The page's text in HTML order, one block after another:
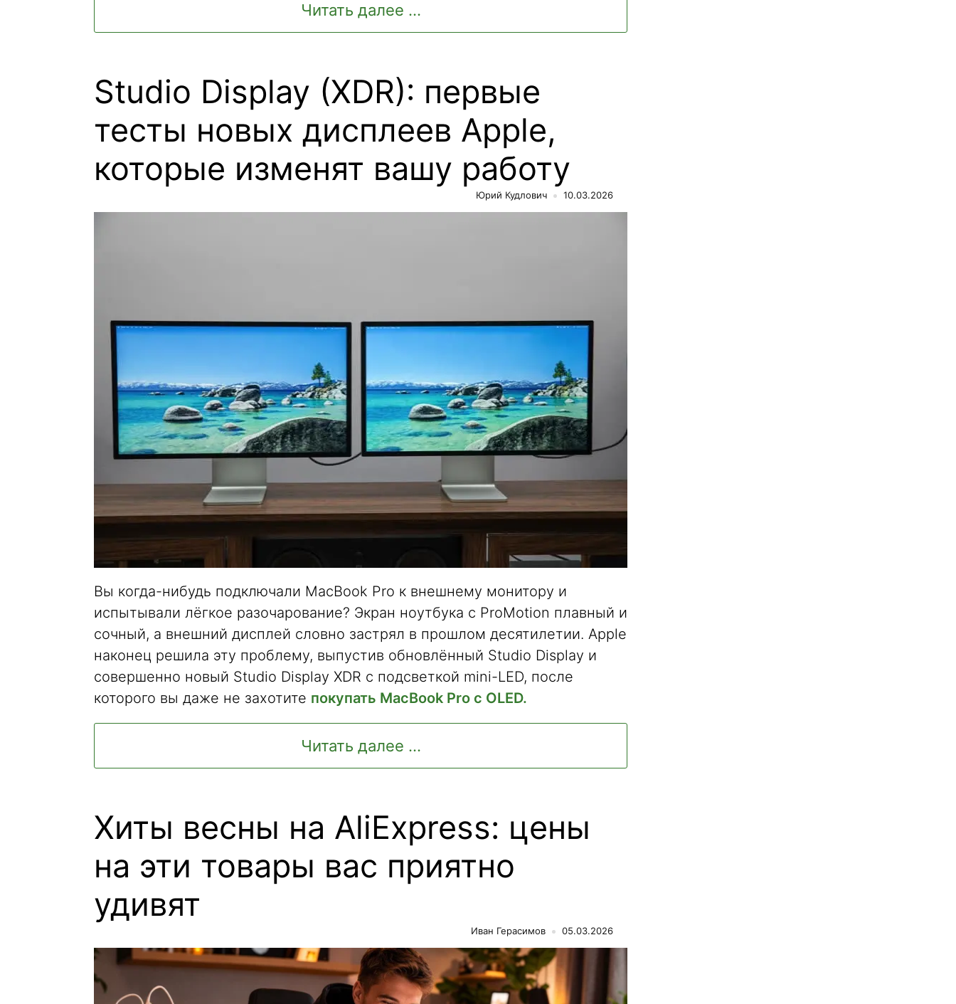
Читать далее ...
Studio Display (XDR): первые
тесты новых дисплеев Apple,
которые изменят вашу работу
Юрий Кудлович 10.03.2026
Вы когда-нибудь подключали MacBook Pro к внешнему монитору и
испытывали лёгкое разочарование? Экран ноутбука с ProMotion плавный и
сочный, а внешний дисплей словно застрял в прошлом десятилетии. Apple
наконец решила эту проблему, выпустив обновлённый Studio Display и
совершенно новый Studio Display XDR с подсветкой mini-LED, после
которого вы даже не захотите покупать MacBook Pro с OLED.
Читать далее ...
Хиты весны на AliExpress: цены
на эти товары вас приятно
удивят
Иван Герасимов 05.03.2026